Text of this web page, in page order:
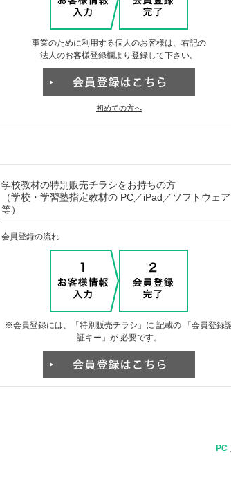
事業のために利用する個人のお客様は、右記の
法人のお客様登録欄より登録して下さい。
初めての方へ
学校教材の特別販売チラシをお持ちの方
（学校・学習塾指定教材の PC／iPad／ソフトウェア
等）
会員登録の流れ
※会員登録には、「特別販売チラシ」に 記載の 「会員登録
証キー」が 必要です。
PC